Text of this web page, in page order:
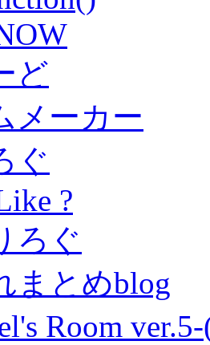
ど
メーカー
ぐ
?
ろぐ
まとめblog
Room